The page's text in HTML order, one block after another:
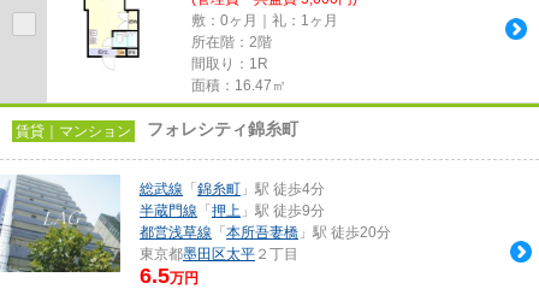
敷：0ヶ月｜礼：1ヶ月
所在階：2階
間取り：1R
面積：16.47㎡
賃貸｜マンション フォレシティ錦糸町
総武線 「 錦糸町 」駅 徒歩4分
半蔵門線 「 押上 」駅 徒歩9分
都営浅草線 「 本所吾妻橋 」駅 徒歩20分
東京都墨田区太平 ２丁目
6.5万円